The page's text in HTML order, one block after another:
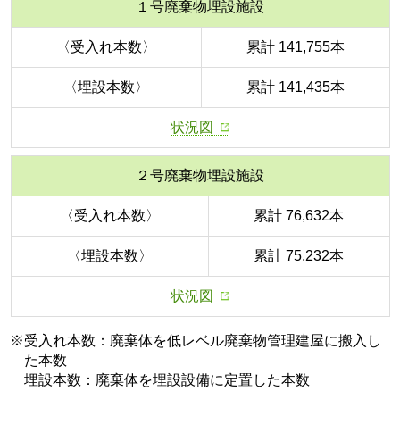
１号廃棄物埋設施設
〈受入れ本数〉 累計 141,755本
〈埋設本数〉 累計 141,435本
状況図
２号廃棄物埋設施設
〈受入れ本数〉 累計 76,632本
〈埋設本数〉 累計 75,232本
状況図
※受入れ本数：廃棄体を低レベル廃棄物管理建屋に搬入し
た本数
埋設本数：廃棄体を埋設設備に定置した本数